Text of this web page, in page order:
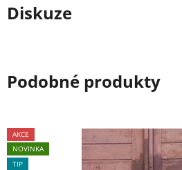
Diskuze
Podobné produkty
AKCE
NOVINKA
TIP